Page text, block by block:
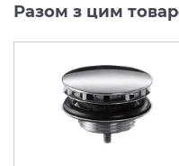
Разом з цим